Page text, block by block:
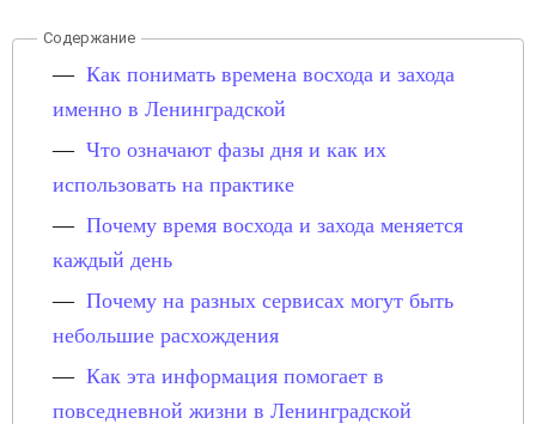
Как понимать времена восхода и захода
именно в Ленинградской
Что означают фазы дня и как их
использовать на практике
Почему время восхода и захода меняется
каждый день
Почему на разных сервисах могут быть
небольшие расхождения
Как эта информация помогает в
повседневной жизни в Ленинградской